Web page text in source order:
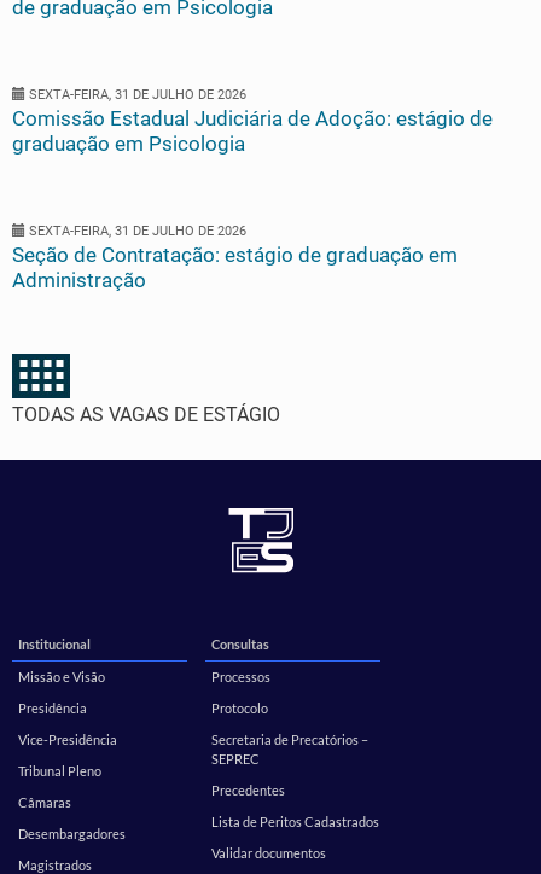
de graduação em Psicologia
SEXTA-FEIRA, 31 DE JULHO DE 2026
Comissão Estadual Judiciária de Adoção: estágio de
graduação em Psicologia
SEXTA-FEIRA, 31 DE JULHO DE 2026
Seção de Contratação: estágio de graduação em
Administração
TODAS AS VAGAS DE ESTÁGIO
Institucional
Missão e Visão
Presidência
Vice-Presidência
Tribunal Pleno
Câmaras
Desembargadores
Magistrados
Consultas
Processos
Protocolo
Secretaria de Precatórios –
SEPREC
Precedentes
Lista de Peritos Cadastrados
Validar documentos